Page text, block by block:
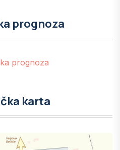
prognoza
prognoza
karta